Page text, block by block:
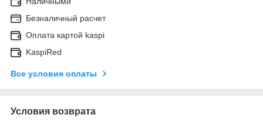
Безналичный расчет
Оплата картой kaspi
KaspiRed
Все условия оплаты
Условия возврата